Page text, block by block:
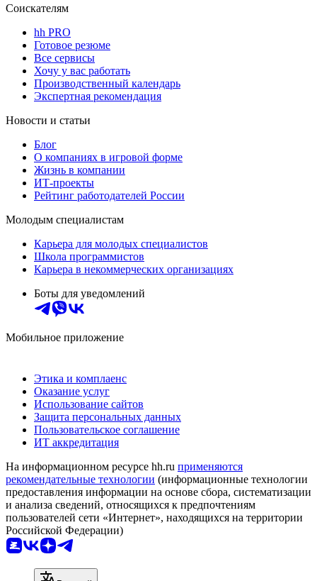
Соискателям
hh PRO
Готовое резюме
Все сервисы
Хочу у вас работать
Производственный календарь
Экспертная рекомендация
Новости и статьи
Блог
О компаниях в игровой форме
Жизнь в компании
ИТ-проекты
Рейтинг работодателей России
Молодым специалистам
Карьера для молодых специалистов
Школа программистов
Карьера в некоммерческих организациях
Боты для уведомлений
Мобильное приложение
Этика и комплаенс
Оказание услуг
Использование сайтов
Защита персональных данных
Пользовательское соглашение
ИТ аккредитация
На информационном ресурсе hh.ru применяются
рекомендательные технологии (информационные технологии
предоставления информации на основе сбора, систематизации
и анализа сведений, относящихся к предпочтениям
пользователей сети «Интернет», находящихся на территории
Российской Федерации)